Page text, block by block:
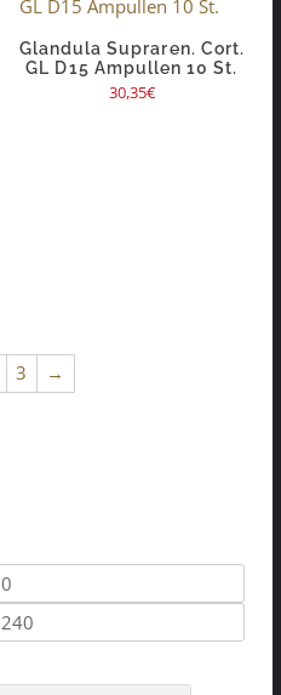
Glandula Supraren. Cort.
GL D15 Ampullen 10 St.
30,35€
3 →
Min.
Preis